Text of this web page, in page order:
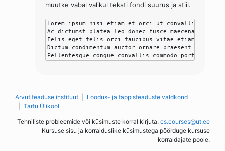
muutke vabal valikul teksti fondi suurus ja stiil.
Lorem ipsum nisi etiam et orci ut convallis enim.
Ac dictumst platea leo donec fusce maecenas.
Felis eget felis orci faucibus vitae etiam et.
Dictum condimentum auctor ornare praesent cras
Pellentesque congue convallis commodo porta in
Arvutiteaduse instituut
Loodus- ja täppisteaduste valdkond
Tartu Ülikool
Tehniliste probleemide või küsimuste korral kirjuta: cs.courses@ut.ee
Kursuse sisu ja korralduslike küsimustega pöörduge kursuse
korraldajate poole.